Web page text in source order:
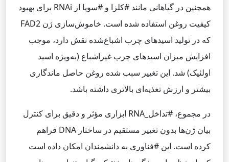
همچنین در گیاهانی مانند #کلزا و #سویا از RNAi برای بهبود
کیفیت روغن استفاده شده است. خاموش‌سازی ژن FAD2
که در تولید اسیدهای چرب اشباع‌شده نقش دارد، موجب
افزایش میزان اسیدهای چرب غیراشباع (به‌ویژه اسید
اولئیک) شد. این تغییر سبب شده روغن حاصل ماندگاری
بیشتر و ارزش تغذیه‌ای بالاتری داشته باشد.
در مجموع، #تداخل_RNA ابزاری مؤثر و دقیق برای کنترل
بیان ژن‌ها بدون تغییر مستقیم در ساختار DNA فراهم
کرده است. این #فناوری به دانشمندان امکان داده است